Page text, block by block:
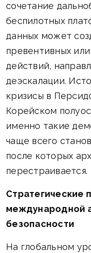
сочетание
беспилотных
данных может
превентивных
действий,
деэскалации.
кризисы в
Корейском
именно такие
чаще всего
после которых
перестраивается.
Стратегические
международной
безопасности
На глобальном